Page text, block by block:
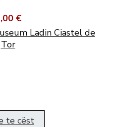
€
Ladin Ciastel de
Tor
te cëst